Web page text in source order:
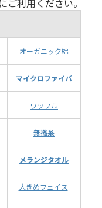
利用ください。
オーガニック綿
マイクロファイバ
ワッフル
無撚糸
メランジタオル
大きめフェイス